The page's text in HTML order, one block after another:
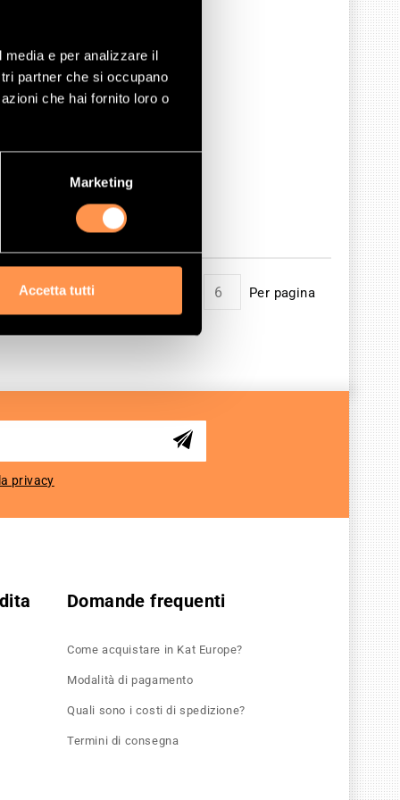
e per analizzare il
partner che si occupano
che hai fornito loro o
Marketing
Accetta tutti Per pagina
privacy
Domande frequenti
Come acquistare in Kat Europe?
Modalità di pagamento
Quali sono i costi di spedizione?
Termini di consegna